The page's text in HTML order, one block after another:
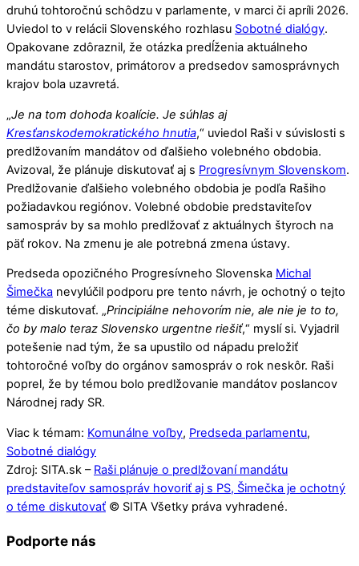
druhú tohtoročnú schôdzu v parlamente, v marci či apríli 2026.
Uviedol to v relácii Slovenského rozhlasu Sobotné dialógy.
Opakovane zdôraznil, že otázka predĺženia aktuálneho
mandátu starostov, primátorov a predsedov samosprávnych
krajov bola uzavretá.
„Je na tom dohoda koalície. Je súhlas aj
Kresťanskodemokratického hnutia,“ uviedol Raši v súvislosti s
predlžovaním mandátov od ďalšieho volebného obdobia.
Avizoval, že plánuje diskutovať aj s Progresívnym Slovenskom.
Predlžovanie ďalšieho volebného obdobia je podľa Rašiho
požiadavkou regiónov. Volebné obdobie predstaviteľov
samospráv by sa mohlo predlžovať z aktuálnych štyroch na
päť rokov. Na zmenu je ale potrebná zmena ústavy.
Predseda opozičného Progresívneho Slovenska Michal
Šimečka nevylúčil podporu pre tento návrh, je ochotný o tejto
téme diskutovať. „Principiálne nehovorím nie, ale nie je to to,
čo by malo teraz Slovensko urgentne riešiť,“ myslí si. Vyjadril
potešenie nad tým, že sa upustilo od nápadu preložiť
tohtoročné voľby do orgánov samospráv o rok neskôr. Raši
poprel, že by témou bolo predlžovanie mandátov poslancov
Národnej rady SR.
Viac k témam: Komunálne voľby, Predseda parlamentu,
Sobotné dialógy
Zdroj: SITA.sk – Raši plánuje o predlžovaní mandátu
predstaviteľov samospráv hovoriť aj s PS, Šimečka je ochotný
o téme diskutovať © SITA Všetky práva vyhradené.
Podporte nás